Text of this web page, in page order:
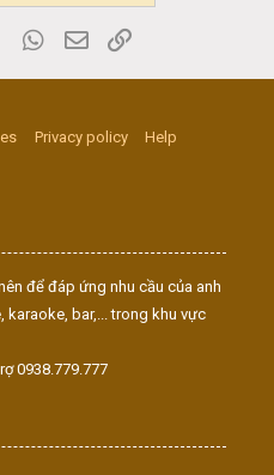
Tumblr WhatsApp
Email
Privacy policy
Help
để đáp ứng nhu cầu của anh
bar,... trong khu vực
0938.779.777